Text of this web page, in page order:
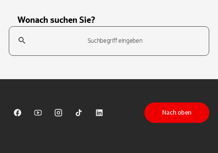
Wonach suchen Sie?
Suchfeld
Sparkasse auf Facebook
Sparkasse auf Youtube
Sparkasse auf Instagram
Sparkasse auf TikTok
Sparkasse auf LinkedIn
Nach oben